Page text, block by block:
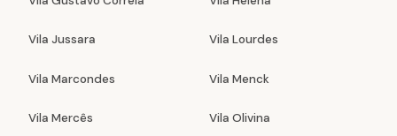
Vila Jussara Vila Lourdes
Vila Marcondes Vila Menck
Vila Mercês Vila Olivina